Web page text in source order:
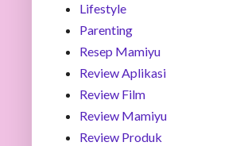
Lifestyle
Parenting
Resep Mamiyu
Review Aplikasi
Review Film
Review Mamiyu
Review Produk